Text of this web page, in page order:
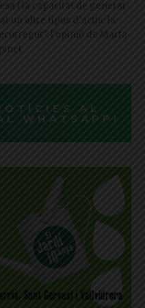
i la capacitat de generar
un altre tipus d’actiu: la
l'opinió de Marta
AL
WHATSAPP!